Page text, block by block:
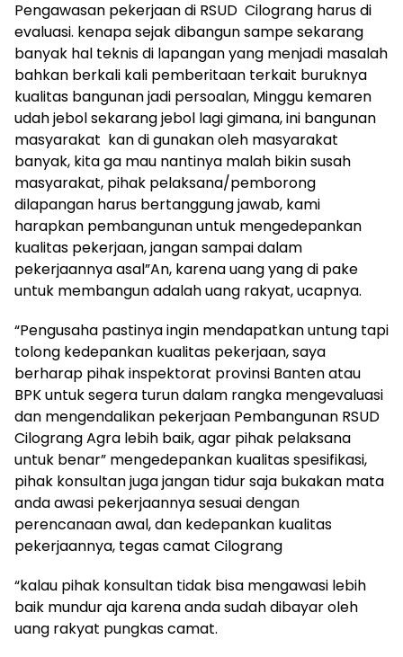
Pengawasan pekerjaan di RSUD Cilograng harus di
evaluasi. kenapa sejak dibangun sampe sekarang
banyak hal teknis di lapangan yang menjadi masalah
bahkan berkali kali pemberitaan terkait buruknya
kualitas bangunan jadi persoalan, Minggu kemaren
udah jebol sekarang jebol lagi gimana, ini bangunan
masyarakat kan di gunakan oleh masyarakat
banyak, kita ga mau nantinya malah bikin susah
masyarakat, pihak pelaksana/pemborong
dilapangan harus bertanggung jawab, kami
harapkan pembangunan untuk mengedepankan
kualitas pekerjaan, jangan sampai dalam
pekerjaannya asal”An, karena uang yang di pake
untuk membangun adalah uang rakyat, ucapnya.
“Pengusaha pastinya ingin mendapatkan untung tapi
tolong kedepankan kualitas pekerjaan, saya
berharap pihak inspektorat provinsi Banten atau
BPK untuk segera turun dalam rangka mengevaluasi
dan mengendalikan pekerjaan Pembangunan RSUD
Cilograng Agra lebih baik, agar pihak pelaksana
untuk benar” mengedepankan kualitas spesifikasi,
pihak konsultan juga jangan tidur saja bukakan mata
anda awasi pekerjaannya sesuai dengan
perencanaan awal, dan kedepankan kualitas
pekerjaannya, tegas camat Cilograng
“kalau pihak konsultan tidak bisa mengawasi lebih
baik mundur aja karena anda sudah dibayar oleh
uang rakyat pungkas camat.